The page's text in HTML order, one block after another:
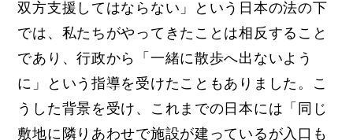
双方支援してはならない」
という日本の法の下
では、 私たちがやってきたことは相反すること
であり、行政から「 一緒に散歩へ出ないよう
に」
という指導を受けたこともありました。こ
うした背景を受け、これまでの日本には「 同じ
敷地に隣りあわせで施設が建っているが入口も